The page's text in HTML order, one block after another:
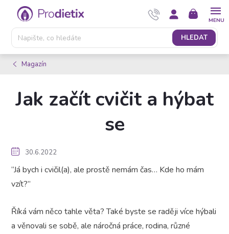
Přejít
obsah
HLEDAT
NÁKUPNÍ
KOŠÍK
Magazín
Jak začít cvičit a hýbat
se
30.6.2022
“Já bych i cvičil(a), ale prostě nemám čas… Kde ho mám
vzít?”
Říká vám něco tahle věta? Také byste se raději více hýbali
a věnovali se sobě, ale náročná práce, rodina, různé